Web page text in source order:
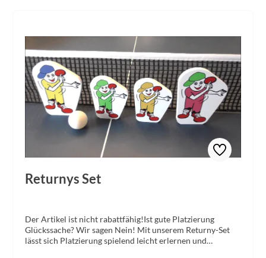
ergibt.
Returnys Set
Der Artikel ist nicht rabattfähig!Ist gute Platzierung
Glückssache? Wir sagen Nein! Mit unserem Returny-Set
lässt sich Platzierung spielend leicht erlernen und